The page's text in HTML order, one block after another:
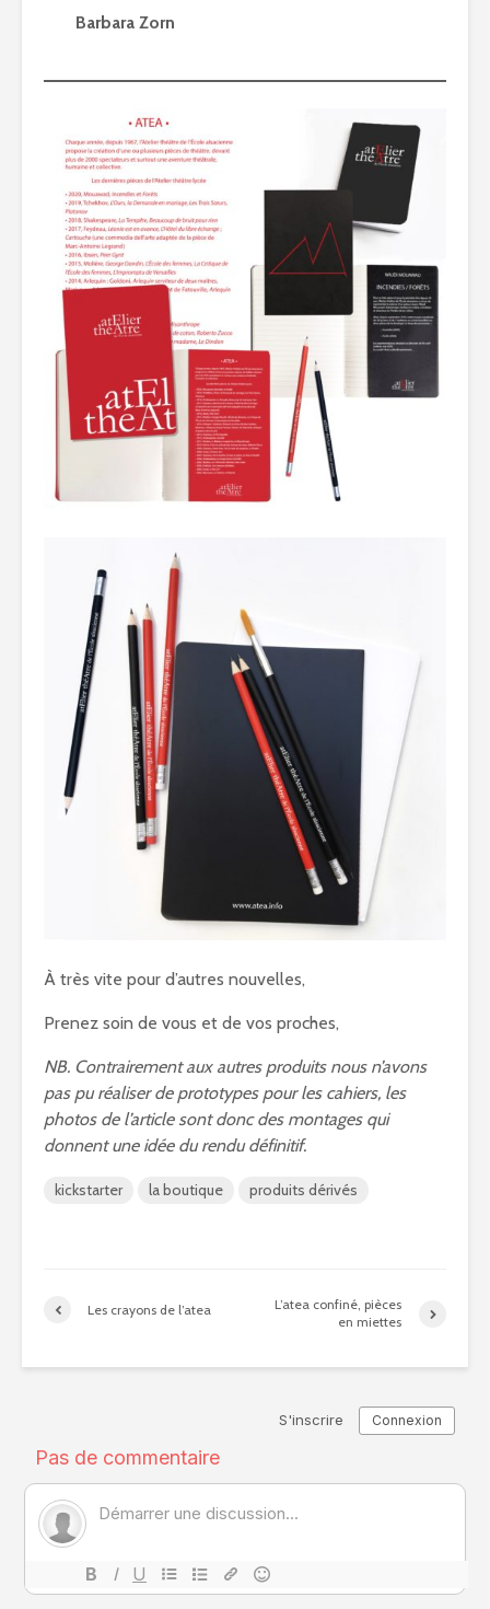
Barbara Zorn
À très vite pour d’autres nouvelles,
Prenez soin de vous et de vos proches,
NB. Contrairement aux autres produits nous n’avons
pas pu réaliser de prototypes pour les cahiers, les
photos de l’article sont donc des montages qui
donnent une idée du rendu définitif.
kickstarter la boutique produits dérivés
Les crayons de l’atea
L’atea confiné, pièces
en miettes